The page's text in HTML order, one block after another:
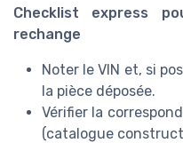
Checklist express
rechange
Noter le VIN et, si
la pièce déposée.
Vérifier la
(catalogue